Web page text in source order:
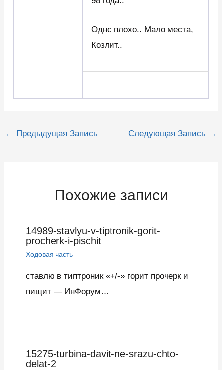
Одно плохо.. Мало места,
Козлит..
Навигация
← Предыдущая Запись Следующая Запись →
Похожие записи
14989-stavlyu-v-tiptronik-gorit-
procherk-i-pischit
Ходовая часть
ставлю в типтроник «+/-» горит прочерк и
пищит — ИнФорум…
15275-turbina-davit-ne-srazu-chto-
delat-2